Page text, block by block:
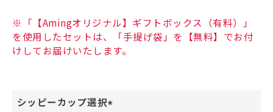
※「【Amingオリジナル】ギフトボックス（有料）」
を使用したセットは、「手提げ袋」を【無料】でお付
けしてお届けいたします。
シッピーカップ選択